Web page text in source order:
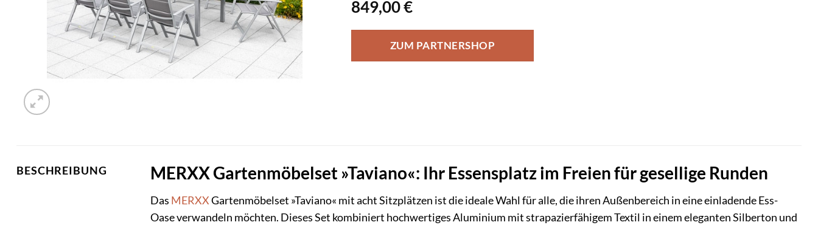
849,00€
ZUM PARTNERSHOP
BESCHREIBUNG MERXX Gartenmöbelset »Taviano«: Ihr Essensplatz im Freien für gesellige Runden
Das MERXXGartenmöbelset »Taviano« mit acht Sitzplätzen ist die ideale Wahl für alle, die ihren Außenbereich in eine einladende Ess-
Oase verwandeln möchten. Dieses Set kombiniert hochwertiges Aluminium mit strapazierfähigem Textil in einem eleganten Silberton und